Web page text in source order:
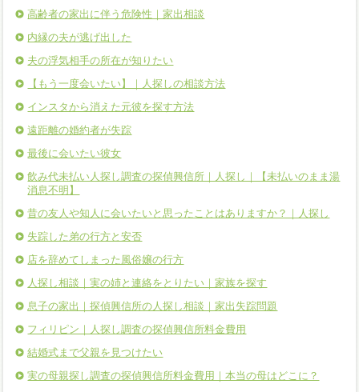
高齢者の家出に伴う危険性｜家出相談
内縁の夫が逃げ出した
夫の浮気相手の所在が知りたい
【もう一度会いたい】｜人探しの相談方法
インスタから消えた元彼を探す方法
遠距離の婚約者が失踪
最後に会いたい彼女
飲み代未払い人探し調査の探偵興信所｜人探し｜【未払いのまま湯
消息不明】
昔の友人や知人に会いたいと思ったことはありますか？｜人探し
失踪した弟の行方と安否
店を辞めてしまった風俗嬢の行方
人探し相談｜実の姉と連絡をとりたい｜家族を探す
息子の家出｜探偵興信所の人探し相談｜家出失踪問題
フィリピン｜人探し調査の探偵興信所料金費用
結婚式まで父親を見つけたい
実の母親探し調査の探偵興信所料金費用｜本当の母はどこに？